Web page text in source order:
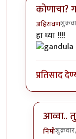
कोणाचा?
अहिरावण
In reply to
हा घ्या !!!!
प्रतिसाद
आव्वा..
निमी